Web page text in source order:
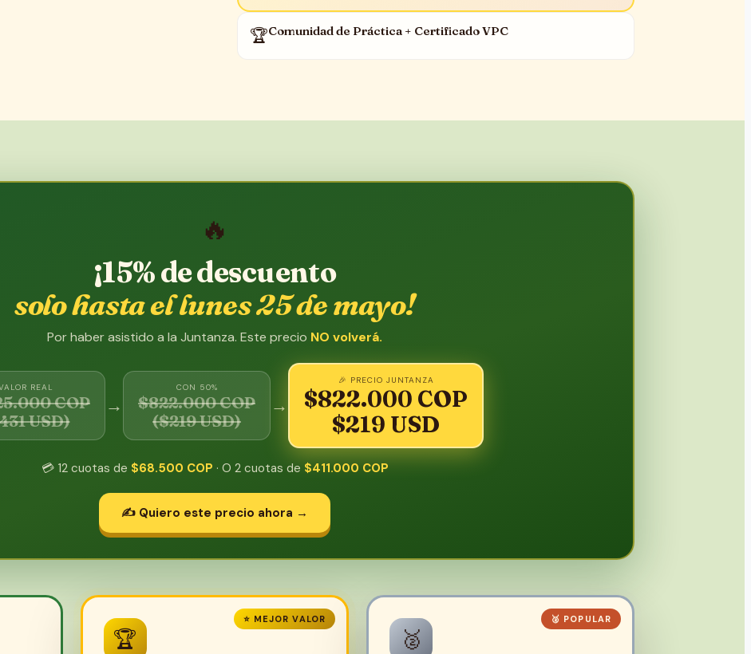
🏆Comunidad de Práctica + Certificado VPC
🔥
¡15% de descuento
solo hasta el lunes 25 de mayo!
Por haber asistido a la Juntanza. Este precio NO volverá.
REAL
COP
USD)
→
CON 50%
$822.000 COP
($219 USD)
→
🎉 PRECIO JUNTANZA
$822.000 COP
$219 USD
💳 12 cuotas de $68.500 COP · O 2 cuotas de $411.000 COP
✍️ Quiero este precio ahora →
⭐ MEJOR VALOR
🏆
🥈 POPULAR
🥈